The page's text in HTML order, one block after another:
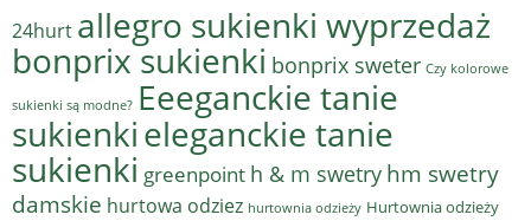
24hurt allegro sukienki wyprzedaż
bonprix sukienki bonprix sweter Czy kolorowe
sukienki są modne? Eeeganckie tanie
sukienkieleganckie tanie
sukienki greenpoint h & m swetry hm swetry
damskie hurtowa odziez hurtownia odzieży Hurtownia odzieży